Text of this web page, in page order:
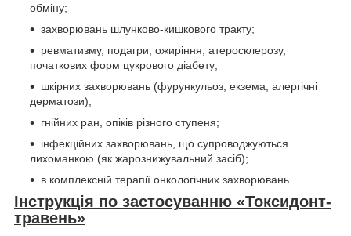
обміну;
захворювань шлунково-кишкового тракту;
ревматизму, подагри, ожиріння, атеросклерозу,
початкових форм цукрового діабету;
шкірних захворювань (фурункульоз, екзема, алергічні
дерматози);
гнійних ран, опіків різного ступеня;
інфекційних захворювань, що супроводжуються
лихоманкою (як жарознижувальний засіб);
в комплексній терапії онкологічних захворювань.
Інструкція по застосуванню «Токсидонт-
травень»